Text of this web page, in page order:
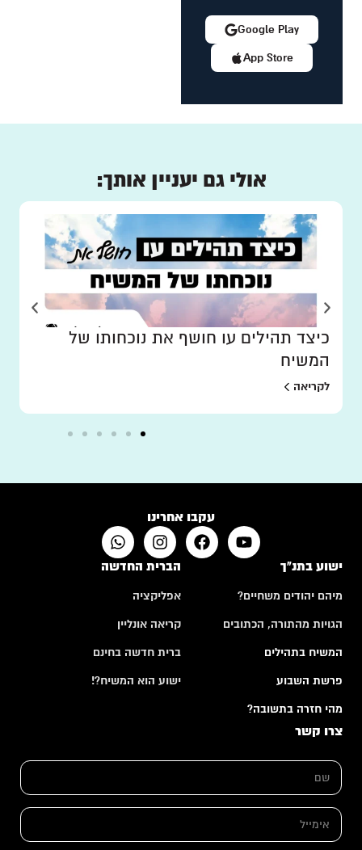
App Store
Google Play
אולי גם יעניין אותך:
כיצד תהילים עו חושף את נוכחותו של
המשיח
לקריאה
עקבו אחרינו
ישוע בתנ"ך
מיהם יהודים משחיים?
הגויות מהתורה, הכתובים
המשיח בתהילים
פרשת השבוע
מהי חזרה בתשובה?
הברית החדשה
אפליקציה
קריאה אונליין
ברית חדשה בחינם
ישוע הוא המשיח?!
צרו קשר
א
מ
י
ל
ש
*
א
מ